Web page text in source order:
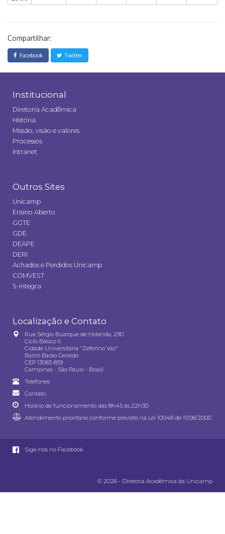
Compartilhar:
Facebook Twitter
Institucional
Diretoria Acadêmica
História
Missão, visão e valores
Processos
Intranet
Outros Sites
Unicamp
Ensino Aberto
GGTE
GDE
DEAPE
DERI
Achados e Perdidos Unicamp
COMVEST
S-integra
Localização e Contato
Rua Sérgio Buarque de Holanda, 290
Ciclo Básico II
Cidade Universitária "Zeferino Vaz"
Bairro Barão Geraldo
CEP 13083-859
Campinas - São Paulo - Brasil
Telefones
Contato
Horário de funcionamento das 8h45 às 22h30
Atendimento prioritário conforme previsto na Lei 10048 de 11/08/2000
Siga-nos no Facebook
© 2026 - Diretoria Acadêmica da Unicamp